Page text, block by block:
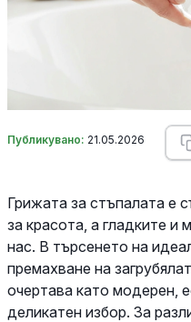
Публикувано: 21.05.2026
Грижата за стъпалата е
за красота, а гладките и
нас. В търсенето на
премахване на
очертава като модерен,
деликатен избор. За